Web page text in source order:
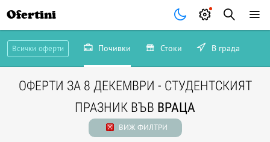
Ofertini
Всички оферти Почивки Стоки В града
ОФЕРТИ ЗА 8 ДЕКЕМВРИ - СТУДЕНТСКИЯТ
ПРАЗНИК ВЪВ ВРАЦА
ВИЖ ФИЛТРИ